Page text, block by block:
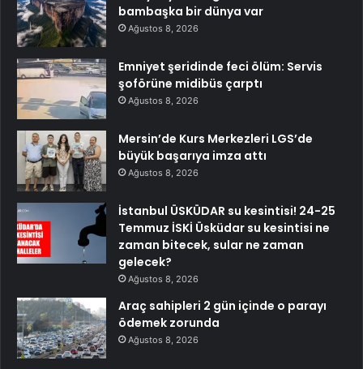
bambaşka bir dünya var
Ağustos 8, 2026
Emniyet şeridinde feci ölüm: Servis
şoförüne midibüs çarptı
Ağustos 8, 2026
Mersin’de Kurs Merkezleri LGS’de
büyük başarıya imza attı
Ağustos 8, 2026
İstanbul ÜSKÜDAR su kesintisi! 24-25
Temmuz İSKİ Üsküdar su kesintisi ne
zaman bitecek, sular ne zaman
gelecek?
Ağustos 8, 2026
Araç sahipleri 2 gün içinde o parayı
ödemek zorunda
Ağustos 8, 2026